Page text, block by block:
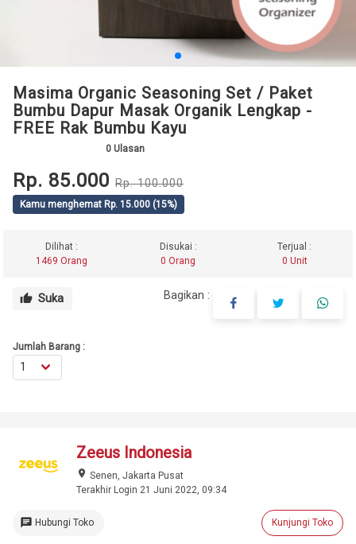
Masima Organic Seasoning Set / Paket
Bumbu Dapur Masak Organik Lengkap -
FREE Rak Bumbu Kayu
0 Ulasan
Rp. 85.000 Rp. 100.000
Kamu menghemat Rp. 15.000 (15%)
Dilihat :
1469 Orang
Disukai :
0 Orang
Terjual :
0 Unit
thumb_up Suka Bagikan :
Jumlah Barang :
Zeeus Indonesia
place Senen, Jakarta Pusat
Terakhir Login 21 Juni 2022, 09:34
chat Hubungi Toko Kunjungi Toko